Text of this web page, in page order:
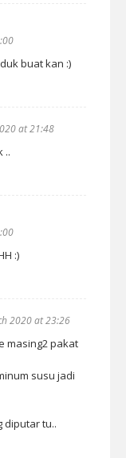
buat kan :)
at 21:48
..
:)
2020 at 23:26
masing2 pakat
susu jadi
diputar tu..